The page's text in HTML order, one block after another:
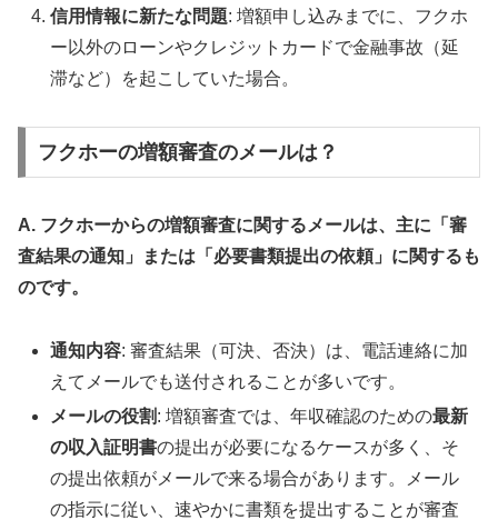
信用情報に新たな問題: 増額申し込みまでに、フクホ
ー以外のローンやクレジットカードで金融事故（延
滞など）を起こしていた場合。
フクホーの増額審査のメールは？
A. フクホーからの増額審査に関するメールは、主に「審
査結果の通知」または「必要書類提出の依頼」に関するも
のです。
通知内容: 審査結果（可決、否決）は、電話連絡に加
えてメールでも送付されることが多いです。
メールの役割: 増額審査では、年収確認のための最新
の収入証明書の提出が必要になるケースが多く、そ
の提出依頼がメールで来る場合があります。メール
の指示に従い、速やかに書類を提出することが審査